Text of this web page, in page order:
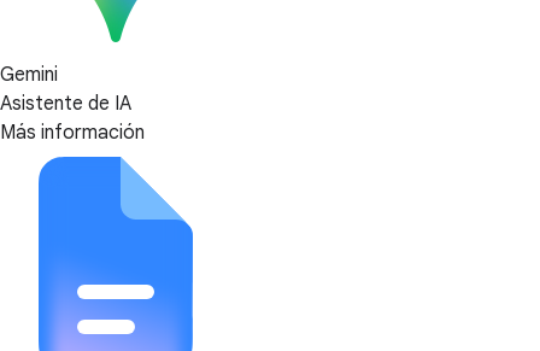
Gemini
Asistente de IA
Más información